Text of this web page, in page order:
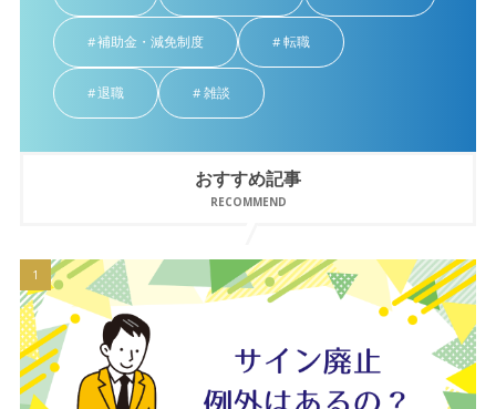
補助金・減免制度 転職
退職 雑談
おすすめ記事
RECOMMEND